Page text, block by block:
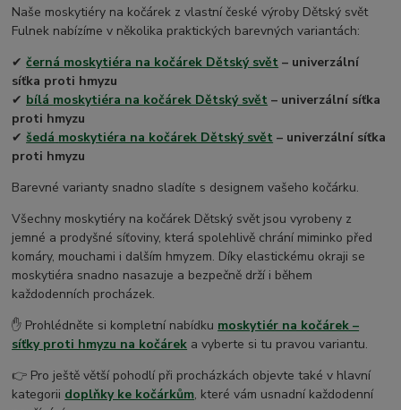
Naše moskytiéry na kočárek z vlastní české výroby Dětský svět
Fulnek nabízíme v několika praktických barevných variantách:
✔černá moskytiéra na kočárek Dětský svět – univerzální
síťka proti hmyzu
✔ bílá moskytiéra na kočárek Dětský svět – univerzální síťka
proti hmyzu
✔šedá moskytiéra na kočárek Dětský svět – univerzální síťka
proti hmyzu
Barevné varianty snadno sladíte s designem vašeho kočárku.
Všechny moskytiéry na kočárek Dětský svět jsou vyrobeny z
jemné a prodyšné síťoviny, která spolehlivě chrání miminko před
komáry, mouchami i dalším hmyzem. Díky elastickému okraji se
moskytiéra snadno nasazuje a bezpečně drží i během
každodenních procházek.
✋ Prohlédněte si kompletní nabídku moskytiér na kočárek –
síťky proti hmyzu na kočárek a vyberte si tu pravou variantu.
👉 Pro ještě větší pohodlí při procházkách objevte také v hlavní
kategorii doplňky ke kočárkům, které vám usnadní každodenní